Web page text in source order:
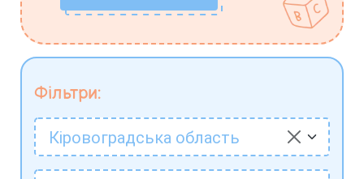
Фільтри:
Кіровоградська область